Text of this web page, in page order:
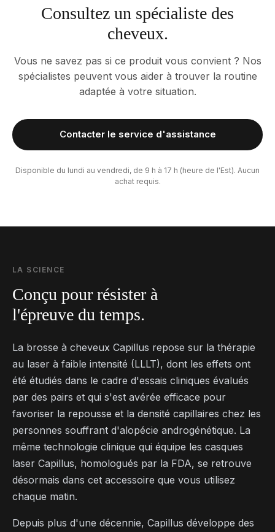
Consultez un spécialiste des
cheveux.
Vous ne savez pas si ce produit vous convient ? Nos
spécialistes peuvent vous aider à trouver la routine
adaptée à votre situation.
Contacter le service d'assistance
Disponible du lundi au vendredi, de 9 h à 17 h (heure de l'Est). Aucun
achat requis.
LA SCIENCE
Conçu pour résister à
l'épreuve du temps.
La brosse à cheveux Capillus repose sur la thérapie
au laser à faible intensité (LLLT), dont les effets ont
été étudiés dans le cadre d'essais cliniques évalués
par des pairs et qui s'est avérée efficace pour
favoriser la repousse et la densité capillaires chez les
personnes souffrant d'alopécie androgénétique. La
même technologie clinique qui équipe les casques
laser Capillus, homologués par la FDA, se retrouve
désormais dans cet accessoire que vous utilisez
chaque matin.
Depuis plus d'une décennie, Capillus développe des